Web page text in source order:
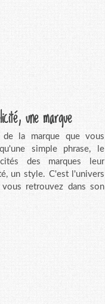
une marque
la marque que vous
simple phrase, le
des marques leur
un style. C'est l'univers
retrouvez dans son